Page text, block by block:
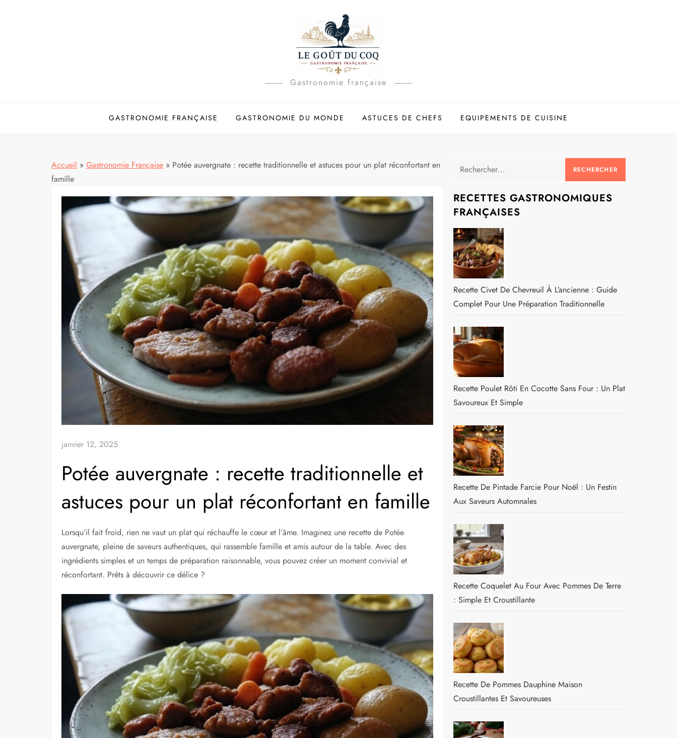
Gastronomie française
GASTRONOMIE FRANÇAISE GASTRONOMIE DU MONDE ASTUCES DE CHEFS EQUIPEMENTS DE CUISINE
Accueil » Gastronomie Française » Potée auvergnate : recette traditionnelle et astuces pour un plat réconfortant en
famille
janvier 12, 2025
Potée auvergnate : recette traditionnelle et
astuces pour un plat réconfortant en famille
Lorsqu’il fait froid, rien ne vaut un plat qui réchauffe le cœur et l’âme. Imaginez une recette de Potée
auvergnate, pleine de saveurs authentiques, qui rassemble famille et amis autour de la table. Avec des
ingrédients simples et un temps de préparation raisonnable, vous pouvez créer un moment convivial et
réconfortant. Prêts à découvrir ce délice ?
Rechercher :
RECETTES GASTRONOMIQUES
FRANÇAISES
Recette Civet De Chevreuil À L’ancienne : Guide
Complet Pour Une Préparation Traditionnelle
Recette Poulet Rôti En Cocotte Sans Four : Un Plat
Savoureux Et Simple
Recette De Pintade Farcie Pour Noël : Un Festin
Aux Saveurs Automnales
Recette Coquelet Au Four Avec Pommes De Terre
: Simple Et Croustillante
Recette De Pommes Dauphine Maison
Croustillantes Et Savoureuses